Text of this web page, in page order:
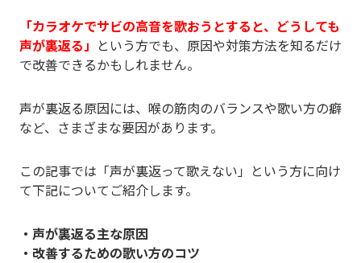
「カラオケでサビの高音を歌おうとすると、どうしても
声が裏返る」 という方でも、原因や対策方法を知るだけ
で改善できるかもしれません。
声が裏返る原因には、喉の筋肉のバランスや歌い方の癖
など、さまざまな要因があります。
この記事では「声が裏返って歌えない」という方に向け
て下記についてご紹介します。
・声が裏返る主な原因
・改善するための歌い方のコツ